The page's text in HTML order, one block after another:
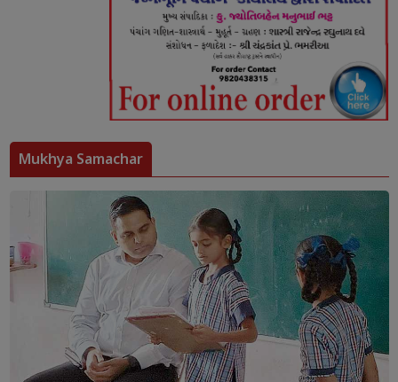
Mukhya Samachar